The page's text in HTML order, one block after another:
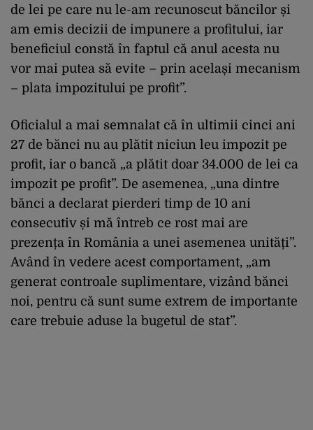
de lei pe care nu le-am recunoscut băncilor și
am emis decizii de impunere a profitului, iar
beneficiul constă în faptul că anul acesta nu
vor mai putea să evite – prin același mecanism
– plata impozitului pe profit”.
Oficialul a mai semnalat că în ultimii cinci ani
27 de bănci nu au plătit niciun leu impozit pe
profit, iar o bancă „a plătit doar 34.000 de lei ca
impozit pe profit”. De asemenea, „una dintre
bănci a declarat pierderi timp de 10 ani
consecutiv și mă întreb ce rost mai are
prezența în România a unei asemenea unități”.
Având în vedere acest comportament, „am
generat controale suplimentare, vizând bănci
noi, pentru că sunt sume extrem de importante
care trebuie aduse la bugetul de stat”.